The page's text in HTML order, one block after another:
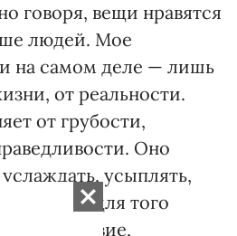
говоря, вещи нравятся
людей. Мое
на самом деле — лишь
от реальности.
от грубости,
Оно
усыплять,
А для того
удовольствие,